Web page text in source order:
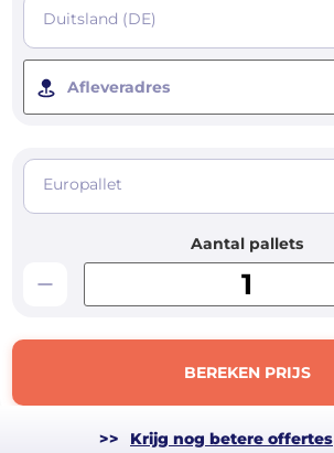
Duitsland (DE)
Afleveradres
Europallet
Aantal pallets
BEREKEN PRIJS
>> Krijg nog betere offertes